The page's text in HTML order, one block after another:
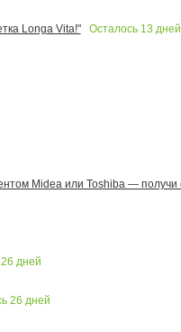
Longa Vita!"
Осталось 13 дней
Midea или Toshiba — получи
26 дней
26 дней